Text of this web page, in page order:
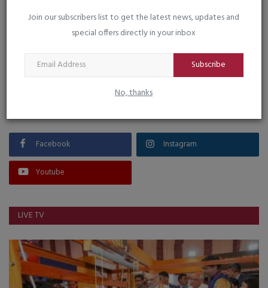
Join our subscribers list to get the latest news, updates and
special offers directly in your inbox
Subscribe
No, thanks
VOTING POLL
Facebook Instagram
Youtube
LIVE TV